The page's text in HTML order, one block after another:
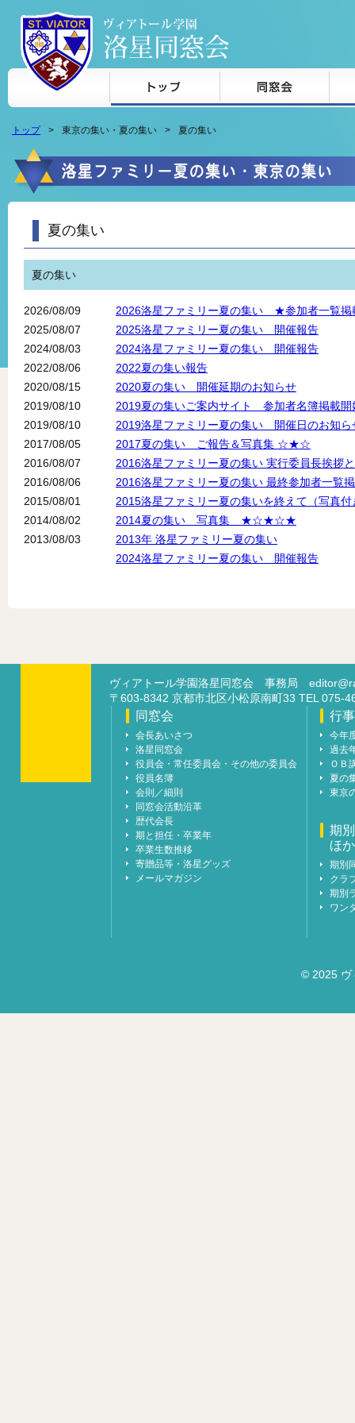
本文へジャンプ
トップ 東京の集い・夏の集い 夏の集い
夏の集い
夏の集い
2026/08/09
2026洛星ファミリー夏の集い ★参加者一覧
2025/08/07
2025洛星ファミリー夏の集い 開催報告
2024/08/03
2024洛星ファミリー夏の集い 開催報告
2022/08/06
2022夏の集い報告
2020/08/15
2020夏の集い 開催延期のお知らせ
2019/08/10
2019夏の集いご案内サイト 参加者名簿掲載開
2019/08/10
2019洛星ファミリー夏の集い 開催日のお知ら
2017/08/05
2017夏の集い ご報告＆写真集 ☆★☆
2016/08/07
2016洛星ファミリー夏の集い 実行委員長挨拶
2016/08/06
2016洛星ファミリー夏の集い 最終参加者一覧
2015/08/01
2015洛星ファミリー夏の集いを終えて（写真付
2014/08/02
2014夏の集い 写真集 ★☆★☆★
2013/08/03
2013年 洛星ファミリー夏の集い
2024洛星ファミリー夏の集い 開催報告
ヴィアトール学園洛星同窓会 事務局
〒603-8342 京都市北区小松原南町33 TEL 075-
同窓会
会長あいさつ
洛星同窓会
役員会・常任委員会・その他の委員会
役員名簿
会則／細則
同窓会活動沿革
歴代会長
期と担任・卒業年
卒業生数推移
寄贈品等・洛星グッズ
メールマガジン
行事
今年
過去
ＯＢ
夏の
東京
期
ほか
期別
クラ
期別
ワン
© 2025 ヴ